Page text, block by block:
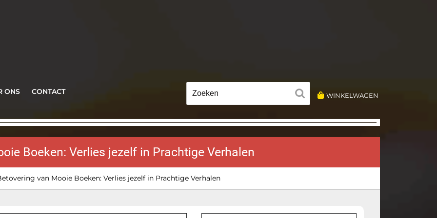
ONS CONTACT
naar:
WINKELWAGEN
Boeken: Verlies jezelf in Prachtige Verhalen
van Mooie Boeken: Verlies jezelf in Prachtige Verhalen